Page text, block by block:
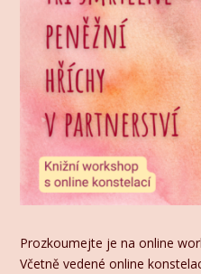
Prozkoumejte je na online
Včetně vedené online